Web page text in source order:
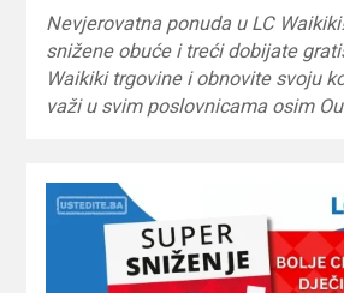
Nevjerovatna ponuda u LC
snižene obuće i treći dobijate
Waikiki trgovine i obnovite svoju
važi u svim poslovnicama osim